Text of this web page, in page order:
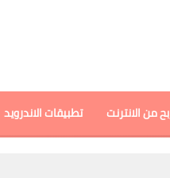
من الانترنت تطبيقات الاندرويد